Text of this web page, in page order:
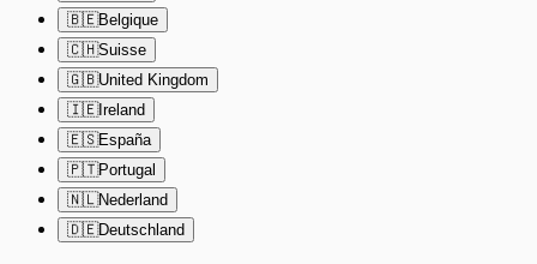
🇧🇪Belgique
🇨🇭Suisse
🇬🇧United Kingdom
🇮🇪Ireland
🇪🇸España
🇵🇹Portugal
🇳🇱Nederland
🇩🇪Deutschland